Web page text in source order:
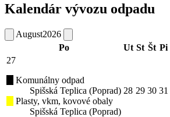
Kalendár vývozu odpadu
August2026
Po
Ut St Št Pi
27
Komunálny odpad
Spišská Teplica (Poprad)
Plasty, vkm, kovové obaly
Spišská Teplica (Poprad)
28 29 30 31